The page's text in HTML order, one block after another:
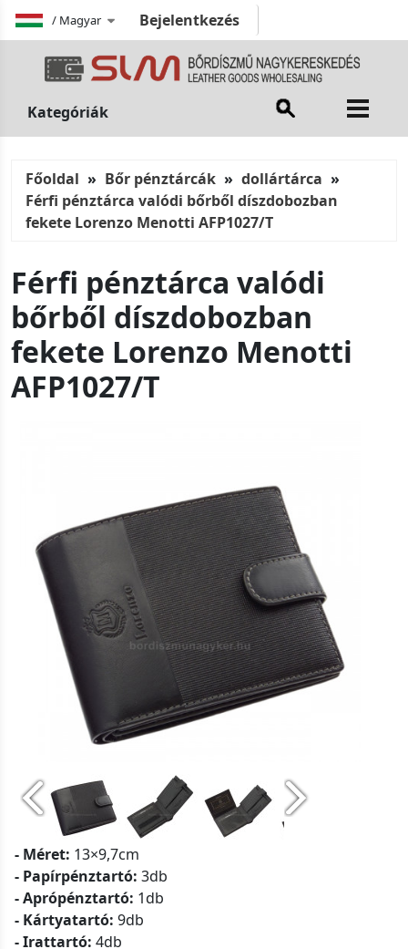
/ Magyar Bejelentkezés
Kategóriák
Főoldal Bőr pénztárcák
dollártárca
Férfi pénztárca valódi bőrből díszdobozban
fekete Lorenzo Menotti AFP1027/T
Férfi pénztárca valódi
bőrből díszdobozban
fekete Lorenzo Menotti
AFP1027/T
- Méret: 13×9,7cm
- Papírpénztartó: 3db
- Aprópénztartó: 1db
- Kártyatartó: 9db
- Irattartó: 4db